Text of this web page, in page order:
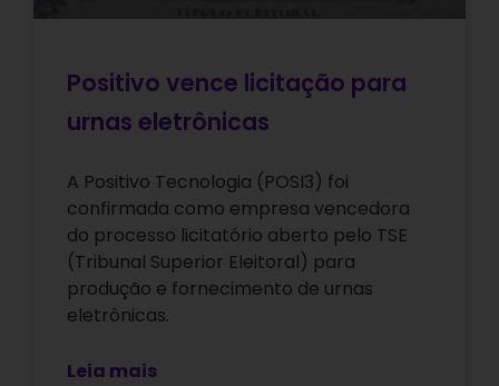
Positivo vence licitação para
urnas eletrônicas
A Positivo Tecnologia (POSI3) foi
confirmada como empresa vencedora
do processo licitatório aberto pelo TSE
(Tribunal Superior Eleitoral) para
produção e fornecimento de urnas
eletrônicas.
Leia mais